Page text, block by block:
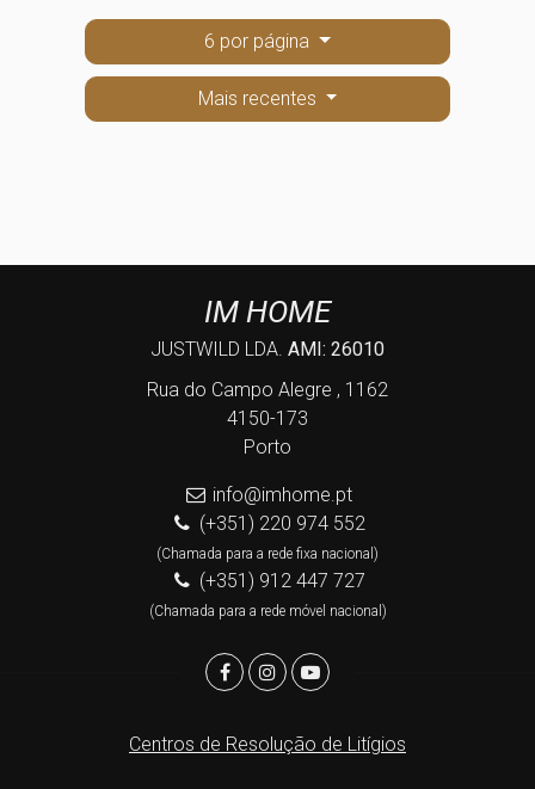
6 por página
Mais recentes
IM HOME
JUSTWILD LDA. AMI: 26010
Rua do Campo Alegre , 1162
4150-173
Porto
info@imhome.pt
(+351) 220 974 552
(Chamada para a rede fixa nacional)
(+351) 912 447 727
(Chamada para a rede móvel nacional)
Centros de Resolução de Litígios